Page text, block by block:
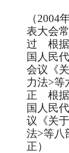
（2004
表大会
过 根据
国人民
会议《
力法>等
正 根据
国人民
议《关
法>等八
正）